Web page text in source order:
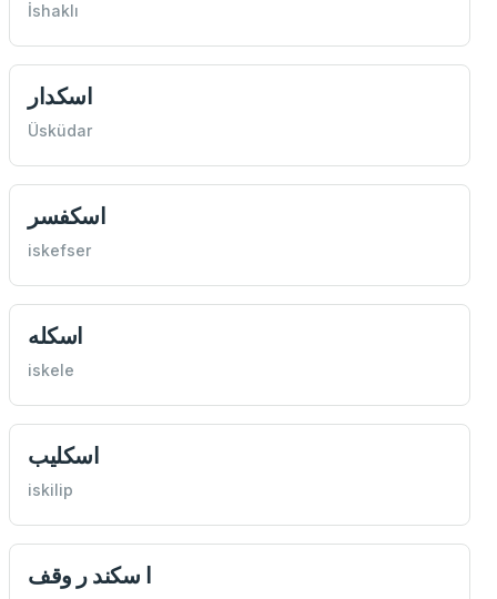
İshaklı
اسكدار
Üsküdar
اسكفسر
iskefser
اسكله
iskele
اسكلیب
iskilip
ا سكند ر وقف